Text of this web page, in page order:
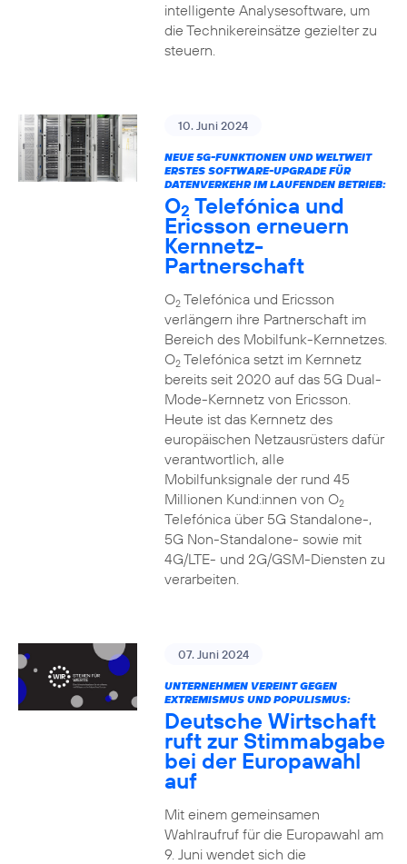
intelligente Analysesoftware, um
die Technikereinsätze gezielter zu
steuern.
10. Juni 2024
NEUE 5G-FUNKTIONEN UND WELTWEIT
ERSTES SOFTWARE-UPGRADE FÜR
DATENVERKEHR IM LAUFENDEN BETRIEB:
O2 Telefónica und
Ericsson erneuern
Kernnetz-
Partnerschaft
O2Telefónica und Ericsson
verlängern ihre Partnerschaft im
Bereich des Mobilfunk-Kernnetzes.
O2Telefónica setzt im Kernnetz
bereits seit 2020 auf das 5G Dual-
Mode-Kernnetz von Ericsson.
Heute ist das Kernnetz des
europäischen Netzausrüsters dafür
verantwortlich, alle
Mobilfunksignale der rund 45
Millionen Kund:innen von O2
Telefónica über 5G Standalone-,
5G Non-Standalone- sowie mit
4G/LTE- und 2G/GSM-Diensten zu
verarbeiten.
07. Juni 2024
UNTERNEHMEN VEREINT GEGEN
EXTREMISMUS UND POPULISMUS:
Deutsche Wirtschaft
ruft zur Stimmabgabe
bei der Europawahl
auf
Mit einem gemeinsamen
Wahlraufruf für die Europawahl am
9. Juni wendet sich die